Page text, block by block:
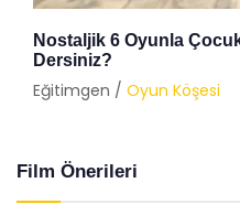
Nostaljik 6 Oyunla
Dersiniz?
Eğitimgen / Oyun Köşesi
Film Önerileri